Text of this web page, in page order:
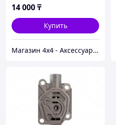
14 000₸
Купить
Магазин 4x4 - Аксессуары и запчасти для внедорожников